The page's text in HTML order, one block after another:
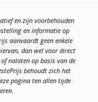
en zijn voorbehouden
en informatie op
aanvaardt geen enkele
dan wel voor direct
nalaten op basis van de
behoudt zich het
pagina ten allen tijde